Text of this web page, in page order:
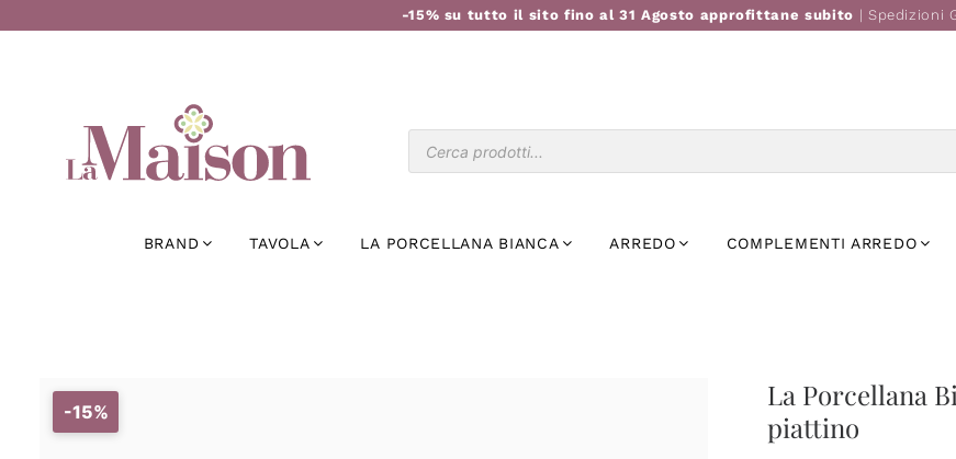
-15% su tutto il sito fino al 31 Agosto approfittane subito | Spedizioni
BRAND TAVOLA LA PORCELLANA BIANCA ARREDO COMPLEMENTI ARREDO
-15%
La Porcellana
piattino